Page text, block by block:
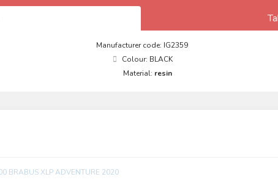
Manufacturer code: IG2359
Colour: BLACK
Material: resin